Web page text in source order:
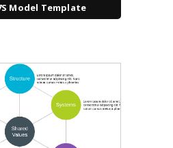
Model Template